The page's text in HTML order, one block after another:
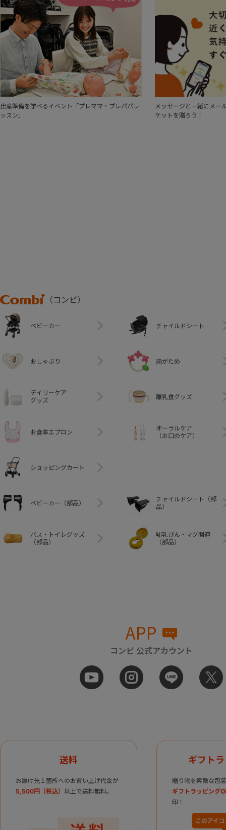
出産準備を学べるイベント「プレママ・プレパパレ
ッスン」
メッセージと一緒にメー
ケットを贈ろう！
Combi
（コンビ）
ベビーカー チャイルドシート
おしゃぶり 歯がため
デイリーケア
グッズ
離乳食グッズ
お食事エプロン
オーラルケア
（お口のケア）
ショッピングカート
ベビーカー（部品）
チャイルドシート（部
品）
バス・トイレグッズ
（部品）
哺乳びん・マグ関連
（部品）
APP
コンビ 公式アカウント
送料
お届け先１箇所へのお買い上げ代金が
5,500円（税込） 以上で送料無料。
ギフト
贈り物を素敵な包
ギフトラッピング
印！